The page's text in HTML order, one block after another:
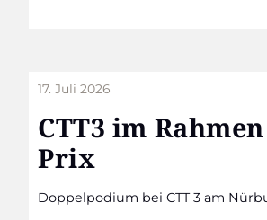
17. Juli 2026
CTT3 im
Prix
Dop­pel­po­di­um bei CTT 3 am